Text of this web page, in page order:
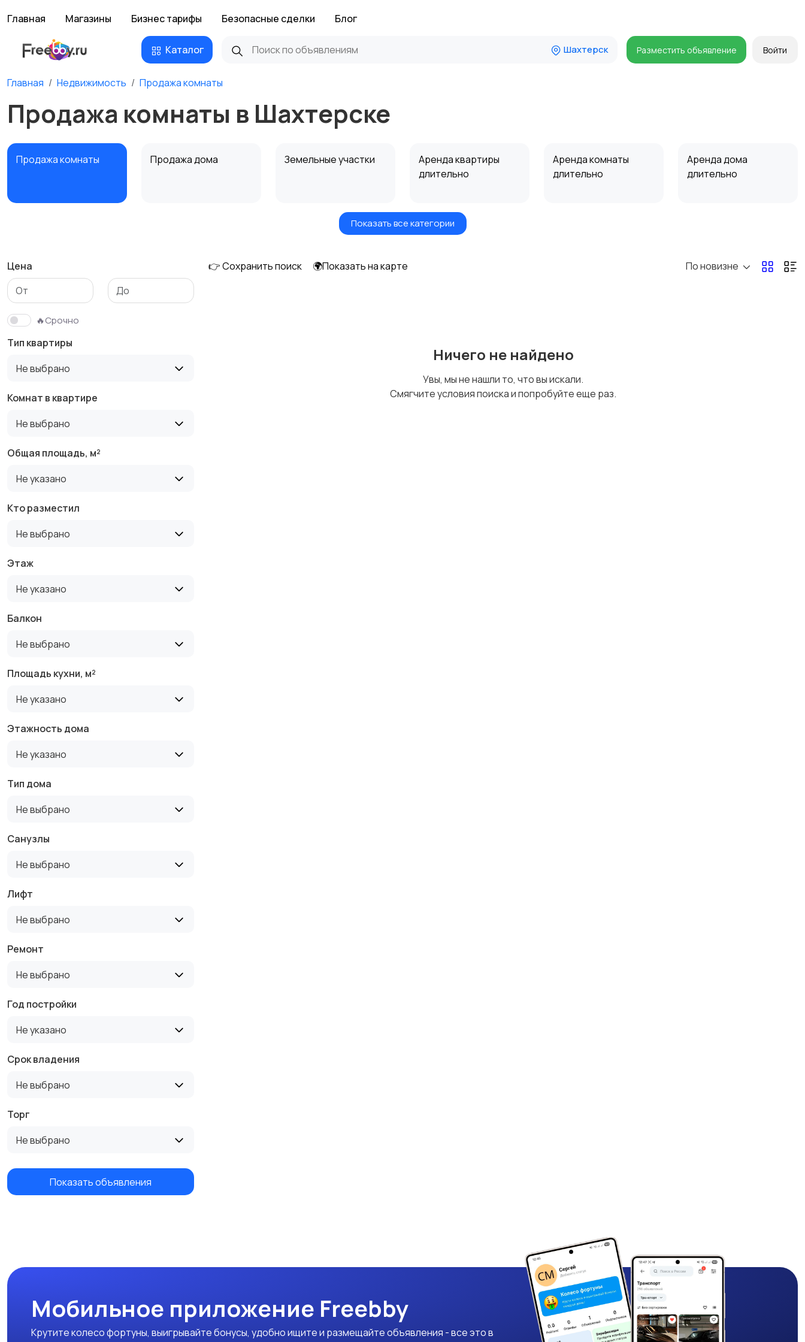
Главная Магазины Бизнес тарифы Безопасные сделки Блог
Каталог Шахтерск Разместить объявление Войти
Главная Недвижимость Продажа комнаты
Продажа комнаты в Шахтерске
Продажа комнаты Продажа дома Земельные участки
Аренда квартиры
длительно
Аренда комнаты
длительно
Аренда дома
длительно
Аренда дома
Коммерческая
Гаражи и
машиноместа
Показать все категории
Цена
🔥Срочно
Тип квартиры
Не выбрано
Комнат в квартире
Не выбрано
Общая площадь, м²
Не указано
Кто разместил
Не выбрано
Этаж
Не указано
Балкон
Не выбрано
Площадь кухни, м²
Не указано
Этажность дома
Не указано
Тип дома
Не выбрано
Санузлы
Не выбрано
Лифт
Не выбрано
Ремонт
Не выбрано
Год постройки
Не указано
Срок владения
Не выбрано
Торг
Не выбрано
Показать объявления
👉 Сохранить поиск 🌍Показать на карте По новизне
Ничего не найдено
Увы, мы не нашли то, что вы искали.
Смягчите условия поиска и попробуйте еще раз.
Мобильное приложение Freebby
Крутите колесо фортуны, выигрывайте бонусы, удобно ищите и размещайте объявления - все это в